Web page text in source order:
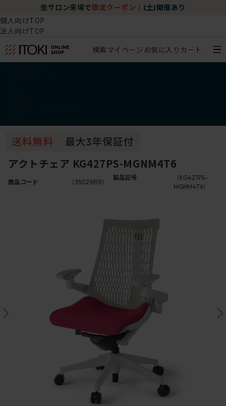
坐サロン来場で 限定クーポン (土)開催あり
個人向けTOP
法人向けTOP
検索マイページ お気に入り カート
アクトチェア KG427PS-MGNM4T6
商品コード （35025919）
製品記号
（KG427PS-
MGNM4T6）